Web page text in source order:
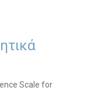
Scale for